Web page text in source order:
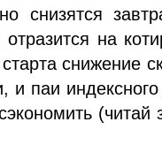
снизятся
на
снижение
и паи
(читай